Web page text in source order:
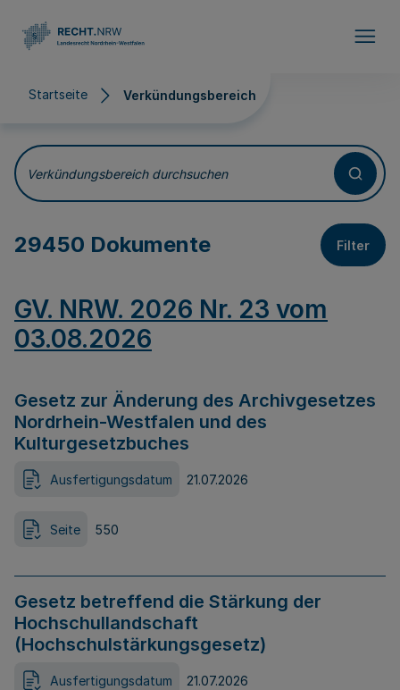
Startseite Verkündungsbereich
Verkündungsbereich
Verkündungsbereich durchsuchen
29450 Dokumente Filter
GV. NRW. 2026 Nr. 23 vom
03.08.2026
Gesetz zur Änderung des Archivgesetzes
Nordrhein-Westfalen und des
Kulturgesetzbuches
Ausfertigungsdatum 21.07.2026
Seite 550
Gesetz betreffend die Stärkung der
Hochschullandschaft
(Hochschulstärkungsgesetz)
Ausfertigungsdatum 21.07.2026